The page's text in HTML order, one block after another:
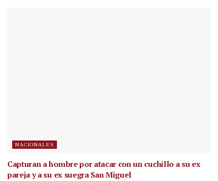
NACIONALES
Capturan a hombre por atacar con un cuchillo a su ex
pareja y a su ex suegra San Miguel